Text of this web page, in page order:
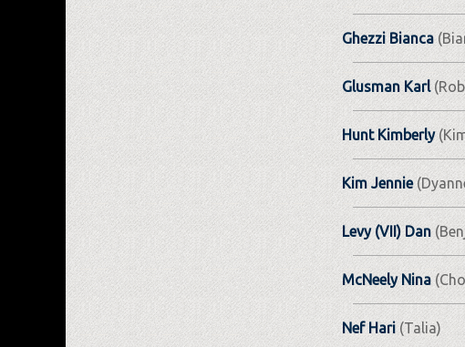
Ghezzi Bianca
Glusman Karl
Hunt Kimberly
Kim Jennie
Levy (VII) Dan
McNeely Nina
Nef Hari (Talia)